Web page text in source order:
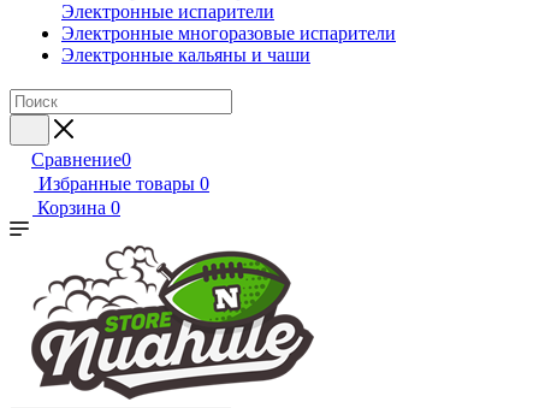
Электронные испарители
Электронные многоразовые испарители
Электронные кальяны и чаши
Сравнение0
Избранные товары 0
Корзина 0